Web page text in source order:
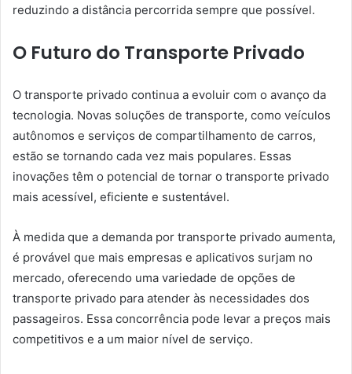
reduzindo a distância percorrida sempre que possível.
O Futuro do Transporte Privado
O transporte privado continua a evoluir com o avanço da
tecnologia. Novas soluções de transporte, como veículos
autônomos e serviços de compartilhamento de carros,
estão se tornando cada vez mais populares. Essas
inovações têm o potencial de tornar o transporte privado
mais acessível, eficiente e sustentável.
À medida que a demanda por transporte privado aumenta,
é provável que mais empresas e aplicativos surjam no
mercado, oferecendo uma variedade de opções de
transporte privado para atender às necessidades dos
passageiros. Essa concorrência pode levar a preços mais
competitivos e a um maior nível de serviço.